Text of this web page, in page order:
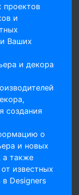
проектов
и
Ваших
и декора
создания
о
и новых
а также
известных
Designers